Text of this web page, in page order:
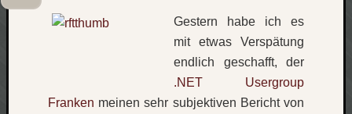
Gestern habe ich es
mit etwas Verspätung
endlich geschafft, der
.NET Usergroup
Franken meinen sehr subjektiven Bericht von